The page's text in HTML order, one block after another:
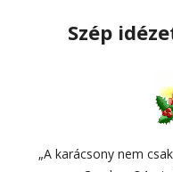
Szép
„A karácsony nem